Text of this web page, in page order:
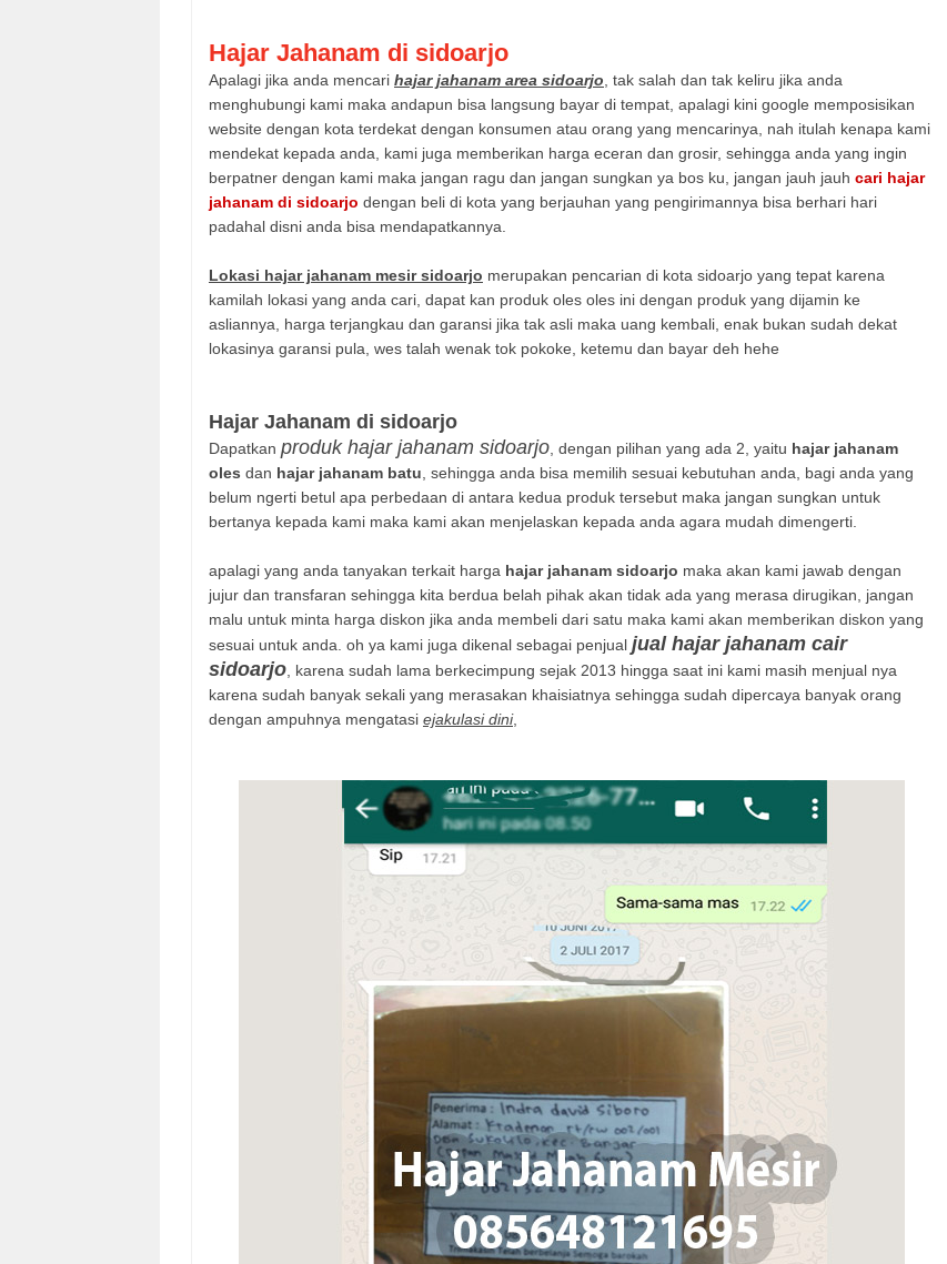
Hajar Jahanam di sidoarjo
Apalagi jika anda mencari hajar jahanam area sidoarjo , tak salah dan tak keliru jika anda
menghubungi kami maka andapun bisa langsung bayar di tempat, apalagi kini google memposisikan
website dengan kota terdekat dengan konsumen atau orang yang mencarinya, nah itulah kenapa kami
mendekat kepada anda, kami juga memberikan harga eceran dan grosir, sehingga anda yang ingin
berpatner dengan kami maka jangan ragu dan jangan sungkan ya bos ku, jangan jauh jauh cari hajar
jahanam di sidoarjo dengan beli di kota yang berjauhan yang pengirimannya bisa berhari hari
padahal disni anda bisa mendapatkannya.
Lokasi hajar jahanam mesir sidoarjo merupakan pencarian di kota sidoarjo yang tepat karena
kamilah lokasi yang anda cari, dapat kan produk oles oles ini dengan produk yang dijamin ke
asliannya, harga terjangkau dan garansi jika tak asli maka uang kembali, enak bukan sudah dekat
lokasinya garansi pula, wes talah wenak tok pokoke, ketemu dan bayar deh hehe
Hajar Jahanam di sidoarjo
Dapatkan produk hajar jahanam sidoarjo , dengan pilihan yang ada 2, yaitu hajar jahanam
oles dan hajar jahanam batu , sehingga anda bisa memilih sesuai kebutuhan anda, bagi anda yang
belum ngerti betul apa perbedaan di antara kedua produk tersebut maka jangan sungkan untuk
bertanya kepada kami maka kami akan menjelaskan kepada anda agara mudah dimengerti.
apalagi yang anda tanyakan terkait harga hajar jahanam sidoarjo maka akan kami jawab dengan
jujur dan transfaran sehingga kita berdua belah pihak akan tidak ada yang merasa dirugikan, jangan
malu untuk minta harga diskon jika anda membeli dari satu maka kami akan memberikan diskon yang
sesuai untuk anda. oh ya kami juga dikenal sebagai penjual jual hajar jahanam cair
sidoarjo , karena sudah lama berkecimpung sejak 2013 hingga saat ini kami masih menjual nya
karena sudah banyak sekali yang merasakan khaisiatnya sehingga sudah dipercaya banyak orang
dengan ampuhnya mengatasi ejakulasi dini,